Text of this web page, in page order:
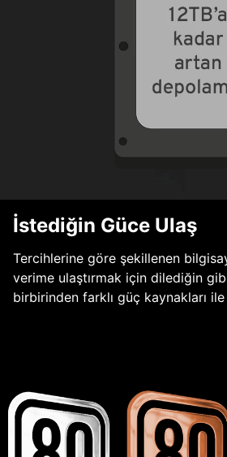
İstediğin Güce Ulaş
Tercihlerine göre şekillenen
verime ulaştırmak için dilediğin
birbirinden farklı güç kaynakları